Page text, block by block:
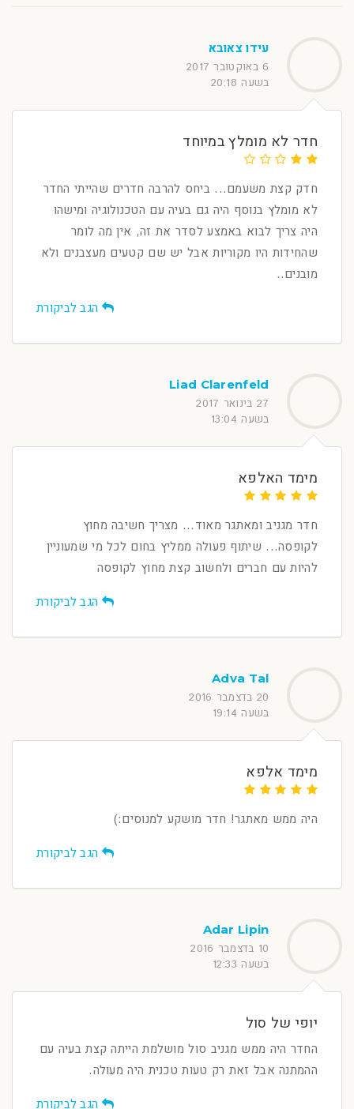
עידו צאובא
6 באוקטובר 2017
בשעה 20:18
חדר לא מומלץ במיוחד
חדק קצת משעמם... ביחס להרבה חדרים שהייתי החדר
לא מומלץ בנוסף היה גם בעיה עם הטכנולוגיה ומישהו
היה צריך לבוא באמצע לסדר את זה, אין מה לומר
שהחידות היו מקוריות אבל יש שם קטעים מעצבנים ולא
מובנים..
הגב לביקורת
Liad Clarenfeld
27 בינואר 2017
בשעה 13:04
מימד האלפא
חדר מגניב ומאתגר מאוד... מצריך חשיבה מחוץ
לקופסה... שיתוף פעולה ממליץ בחום לכל מי שמעוניין
להיות עם חברים ולחשוב קצת מחוץ לקופסה
הגב לביקורת
Adva Tal
20 בדצמבר 2016
בשעה 19:14
מימד אלפא
היה ממש מאתגר! חדר מושקע למנוסים:)
הגב לביקורת
Adar Lipin
10 בדצמבר 2016
בשעה 12:33
יופי של סול
החדר היה ממש מגניב סול מושלמת הייתה קצת בעיה עם
ההמתנה אבל זאת רק טעות טכנית היה מעולה.
הגב לביקורת